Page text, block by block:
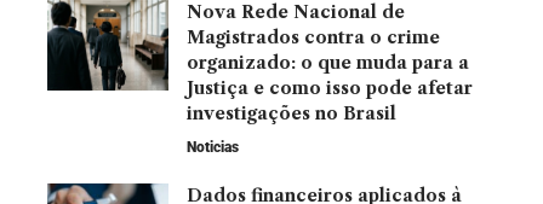
Nova Rede Nacional de
Magistrados contra o crime
organizado: o que muda para a
Justiça e como isso pode afetar
investigações no Brasil
Noticias
Dados financeiros aplicados à